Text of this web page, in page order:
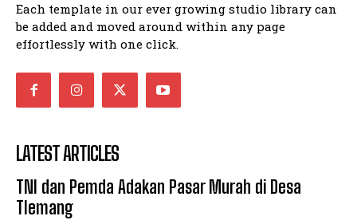
Each template in our ever growing studio library can
be added and moved around within any page
effortlessly with one click.
LATEST ARTICLES
TNI dan Pemda Adakan Pasar Murah di Desa
Tlemang